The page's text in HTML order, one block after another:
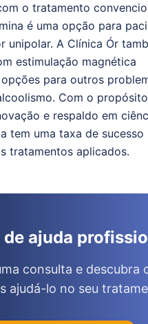
o tratamento
é uma opção para
unipolar. A Clínica Ór
estimulação magnética
para outros
Com o
e respaldo em
tem uma taxa de sucesso
tratamentos aplicados.
de ajuda
consulta e descubra
ajudá-lo no seu